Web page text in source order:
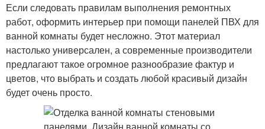
Если следовать правилам выполнения ремонтных
работ, оформить интерьер при помощи панелей ПВХ для
ванной комнаты будет несложно. Этот материал
настолько универсален, а современные производители
предлагают такое огромное разнообразие фактур и
цветов, что выбрать и создать любой красивый дизайн
будет очень просто.